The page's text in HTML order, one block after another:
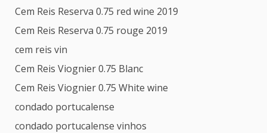
Cem Reis Reserva 0.75 red wine 2019
Cem Reis Reserva 0.75 rouge 2019
cem reis vin
Cem Reis Viognier 0.75 Blanc
Cem Reis Viognier 0.75 White wine
condado portucalense
condado portucalense vinhos